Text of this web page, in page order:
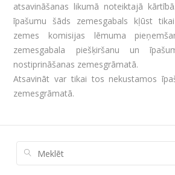
atsavināšanas likumā noteiktajā
īpašumu šāds zemesgabals kļūst
zemes komisijas lēmuma
zemesgabala piešķiršanu un
nostiprināšanas zemesgrāmatā.
Atsavināt var tikai tos nekustamos
zemesgrāmatā.